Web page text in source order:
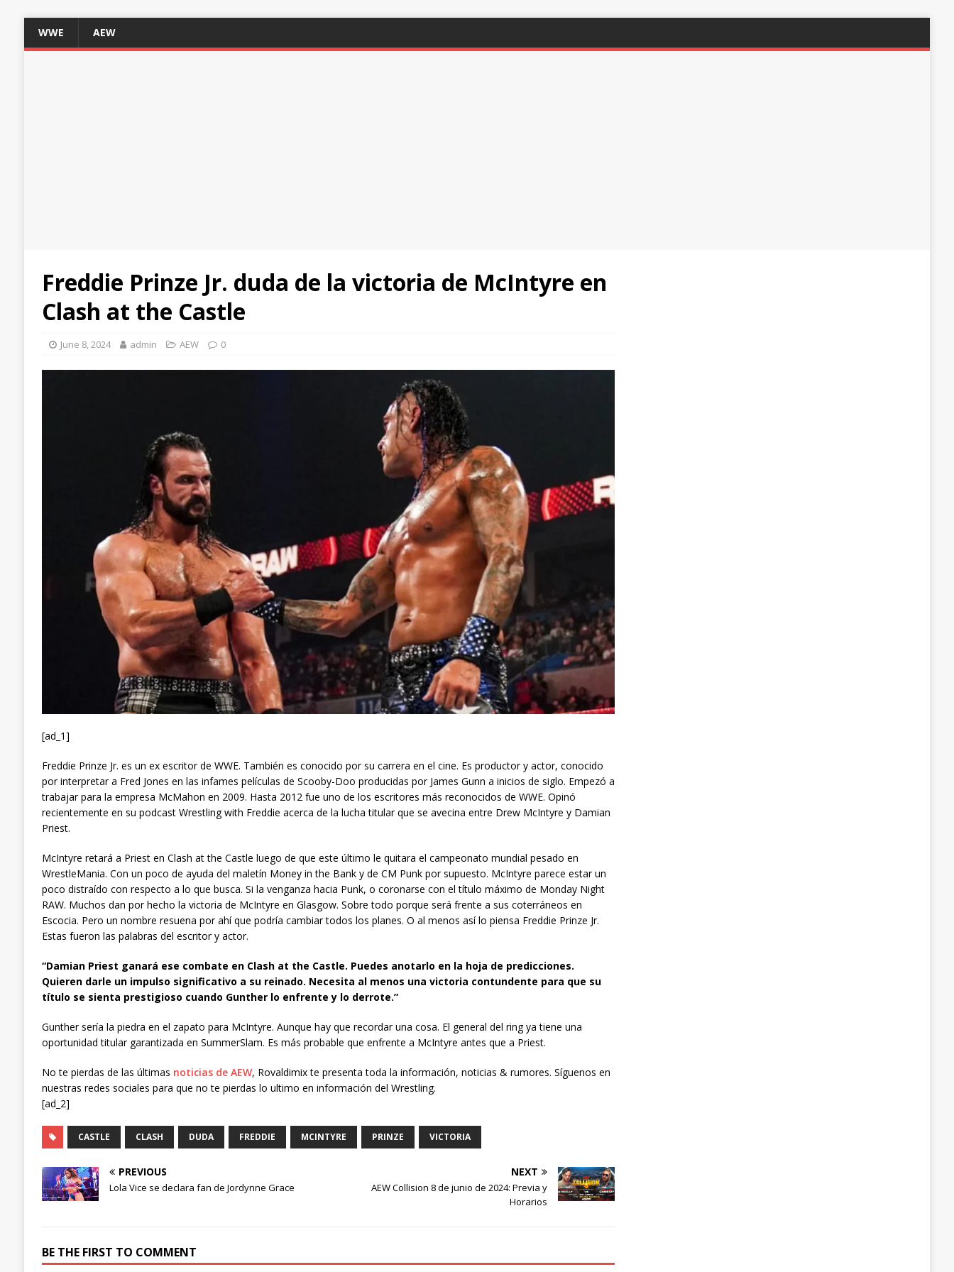
WWE AEW
Freddie Prinze Jr. duda de la victoria de McIntyre en
Clash at the Castle
June 8, 2024 admin AEW 0
[ad_1]
Freddie Prinze Jr. es un ex escritor de WWE. También es conocido por su carrera en el cine. Es productor y actor, conocido
por interpretar a Fred Jones en las infames películas de Scooby-Doo producidas por James Gunn a inicios de siglo. Empezó a
trabajar para la empresa McMahon en 2009. Hasta 2012 fue uno de los escritores más reconocidos de WWE. Opinó
recientemente en su podcast Wrestling with Freddie acerca de la lucha titular que se avecina entre Drew McIntyre y Damian
Priest.
McIntyre retará a Priest en Clash at the Castle luego de que este último le quitara el campeonato mundial pesado en
WrestleMania. Con un poco de ayuda del maletín Money in the Bank y de CM Punk por supuesto. McIntyre parece estar un
poco distraído con respecto a lo que busca. Si la venganza hacia Punk, o coronarse con el título máximo de Monday Night
RAW. Muchos dan por hecho la victoria de McIntyre en Glasgow. Sobre todo porque será frente a sus coterráneos en
Escocia. Pero un nombre resuena por ahí que podría cambiar todos los planes. O al menos así lo piensa Freddie Prinze Jr.
Estas fueron las palabras del escritor y actor.
“Damian Priest ganará ese combate en Clash at the Castle. Puedes anotarlo en la hoja de predicciones.
Quieren darle un impulso significativo a su reinado. Necesita al menos una victoria contundente para que su
título se sienta prestigioso cuando Gunther lo enfrente y lo derrote.”
Gunther sería la piedra en el zapato para McIntyre. Aunque hay que recordar una cosa. El general del ring ya tiene una
oportunidad titular garantizada en SummerSlam. Es más probable que enfrente a McIntyre antes que a Priest.
No te pierdas de las últimas noticias de AEW, Rovaldimix te presenta toda la información, noticias & rumores. Síguenos en
nuestras redes sociales para que no te pierdas lo ultimo en información del Wrestling.
[ad_2]
CASTLE CLASH DUDA FREDDIE MCINTYRE PRINZE VICTORIA
PREVIOUS
Lola Vice se declara fan de Jordynne Grace
NEXT
AEW Collision 8 de junio de 2024: Previa y
Horarios
BE THE FIRST TO COMMENT